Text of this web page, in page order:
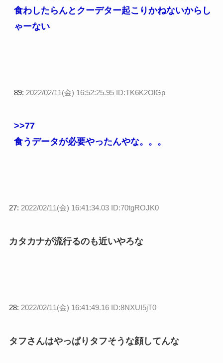
食わしたらんとクーデター起こりかねないからし
ゃーない
89: 2022/02/11(金) 16:52:25.95 ID:TK6K2OlGp
>>77
食うデータが必要やったんやな。。。
27: 2022/02/11(金) 16:41:34.03 ID:70tgROJK0
カタカナが流行るのも近いやろな
28: 2022/02/11(金) 16:41:49.16 ID:8NXUI5jT0
タフさんはやっぱりタフそうな顔してんな